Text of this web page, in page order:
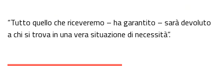
“Tutto quello che riceveremo – ha garantito – sarà devoluto
a chi si trova in una vera situazione di necessità”.